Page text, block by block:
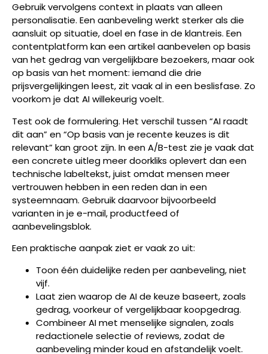
Gebruik vervolgens context in plaats van alleen
personalisatie. Een aanbeveling werkt sterker als die
aansluit op situatie, doel en fase in de klantreis. Een
contentplatform kan een artikel aanbevelen op basis
van het gedrag van vergelijkbare bezoekers, maar ook
op basis van het moment: iemand die drie
prijsvergelijkingen leest, zit vaak al in een beslisfase. Zo
voorkom je dat AI willekeurig voelt.
Test ook de formulering. Het verschil tussen “AI raadt
dit aan” en “Op basis van je recente keuzes is dit
relevant” kan groot zijn. In een A/B-test zie je vaak dat
een concrete uitleg meer doorkliks oplevert dan een
technische labeltekst, juist omdat mensen meer
vertrouwen hebben in een reden dan in een
systeemnaam. Gebruik daarvoor bijvoorbeeld
varianten in je e-mail, productfeed of
aanbevelingsblok.
Een praktische aanpak ziet er vaak zo uit:
Toon één duidelijke reden per aanbeveling, niet
vijf.
Laat zien waarop de AI de keuze baseert, zoals
gedrag, voorkeur of vergelijkbaar koopgedrag.
Combineer AI met menselijke signalen, zoals
redactionele selectie of reviews, zodat de
aanbeveling minder koud en afstandelijk voelt.